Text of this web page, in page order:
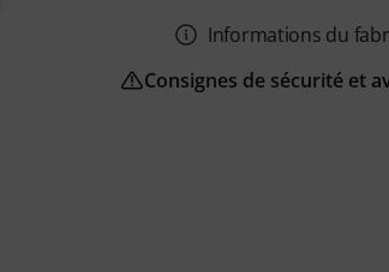
Informations du
Consignes de sécurité et